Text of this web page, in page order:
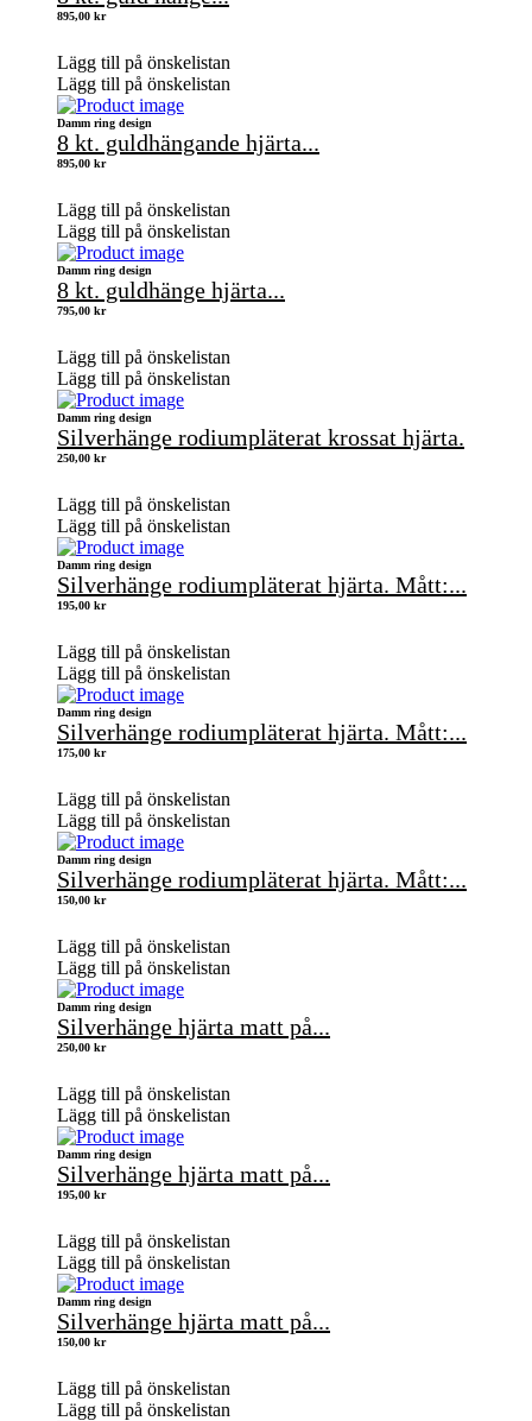
895,00 kr
Lägg till på önskelistan
Lägg till på önskelistan
Damm ring design
8 kt. guldhängande hjärta...
895,00 kr
Lägg till på önskelistan
Lägg till på önskelistan
Damm ring design
8 kt. guldhänge hjärta...
795,00 kr
Lägg till på önskelistan
Lägg till på önskelistan
Damm ring design
Silverhänge rodiumpläterat krossat hjärta.
250,00 kr
Lägg till på önskelistan
Lägg till på önskelistan
Damm ring design
Silverhänge rodiumpläterat hjärta. Mått:...
195,00 kr
Lägg till på önskelistan
Lägg till på önskelistan
Damm ring design
Silverhänge rodiumpläterat hjärta. Mått:...
175,00 kr
Lägg till på önskelistan
Lägg till på önskelistan
Damm ring design
Silverhänge rodiumpläterat hjärta. Mått:...
150,00 kr
Lägg till på önskelistan
Lägg till på önskelistan
Damm ring design
Silverhänge hjärta matt på...
250,00 kr
Lägg till på önskelistan
Lägg till på önskelistan
Damm ring design
Silverhänge hjärta matt på...
195,00 kr
Lägg till på önskelistan
Lägg till på önskelistan
Damm ring design
Silverhänge hjärta matt på...
150,00 kr
Lägg till på önskelistan
Lägg till på önskelistan